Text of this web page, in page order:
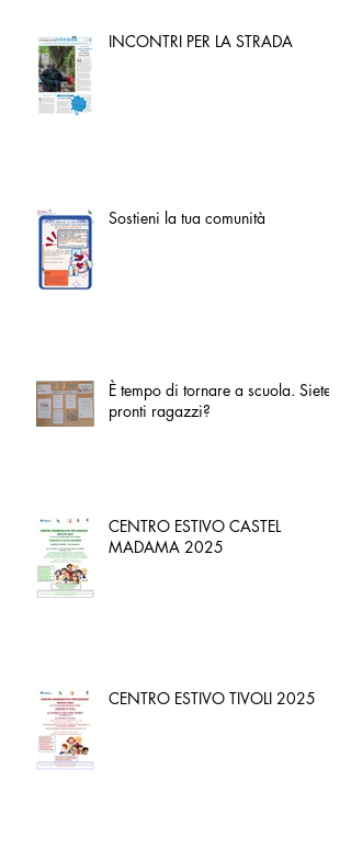
INCONTRI PER LA STRADA
Sostieni la tua comunità
È tempo di tornare a scuola. Siete
pronti ragazzi?
CENTRO ESTIVO CASTEL
MADAMA 2025
CENTRO ESTIVO TIVOLI 2025